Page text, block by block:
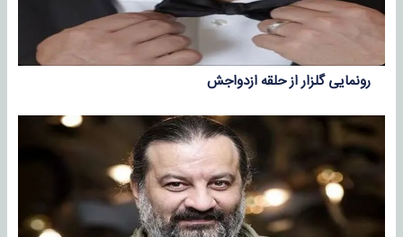
رونمایی گلزار از حلقه ازدواجش